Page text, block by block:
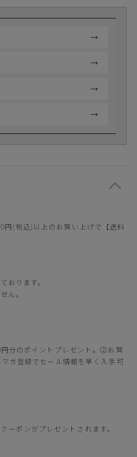
円(税込)以上のお買い上げで【送料
おります。
ん。
分のポイントプレゼント。②お買
ガ登録でセール情報を早く入手可
ーポンがプレゼントされます。